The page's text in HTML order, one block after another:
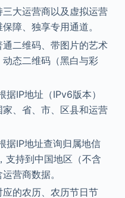
大运营商以及虚拟运营
障、独享专用通道。
通二维码、带图片的艺术
态二维码（黑白与彩
据IP地址（IPv6版本）
、省、市、区县和运营
据IP地址查询归属地信
支持到中国地区（不含
营商数据。
的农历、农历节日节